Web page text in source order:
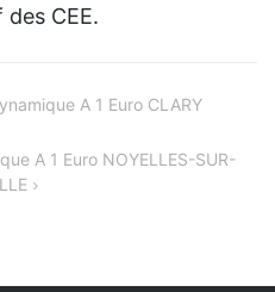
CEE.
A 1 Euro CLARY
A 1 Euro NOYELLES-SUR-